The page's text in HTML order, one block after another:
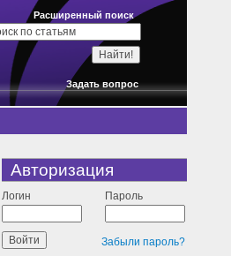
Расширенный поиск
Задать вопрос
Авторизация
Логин Пароль
Забыли пароль?